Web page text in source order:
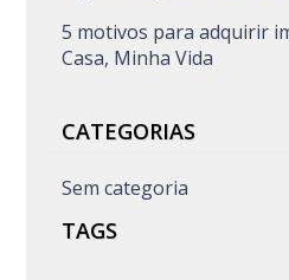
5 motivos para adquirir
Casa, Minha Vida
CATEGORIAS
Sem categoria
TAGS